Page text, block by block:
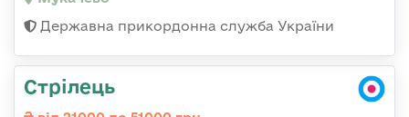
Державна прикордонна служба України
Стрілець